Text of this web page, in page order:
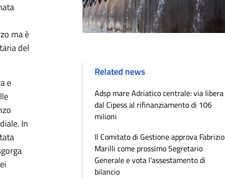
ma è
del
e
In
Related news
Adsp mare Adriatico centrale: via libera
dal Cipess al rifinanziamento di 106
milioni
Il Comitato di Gestione approva Fabrizio
Marilli come prossimo Segretario
Generale e vota l'assestamento di
bilancio